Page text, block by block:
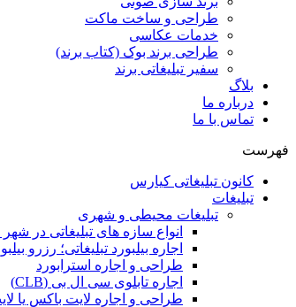
طراحی و ساخت ماکت
خدمات عکاسی
طراحی برند بوک (کتاب برند)
سفیر تبلیغاتی برند
بلاگ
درباره ما
تماس با ما
فهرست
کانون تبلیغاتی کیارس
تبلیغات
تبلیغات محیطی و شهری
انواع سازه‌ های تبلیغاتی در شهر
اجاره بیلبورد تبلیغاتی؛ رزرو
طراحی و اجاره استرابورد
اجاره تابلوی سی ال بی (CLB)
طراحی و اجاره لایت باکس یا